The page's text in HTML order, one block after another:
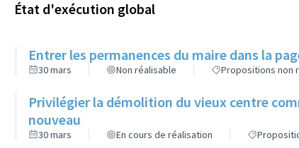
État d'exécution global
Entrer les permanences du maire dans la
30 mars Non réalisable Propositions non
Privilégier la démolition du vieux centre
nouveau
30 mars En cours de réalisation